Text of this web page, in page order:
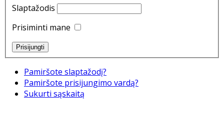
Slaptažodis
Prisiminti mane
Pamiršote slaptažodį?
Pamiršote prisijungimo vardą?
Sukurti sąskaitą